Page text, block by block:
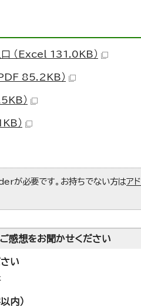
口 （Excel 131.0KB）
PDF 85.2KB）
）
）
が必要です。お持ちでない方はア
感想をお聞かせください
い
内）